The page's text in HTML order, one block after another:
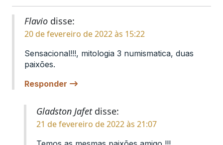
Flavio disse:
20 de fevereiro de 2022 às 15:22
Sensacional!!!, mitologia 3 numismatica, duas
paixões.
Responder
Gladston Jafet disse:
21 de fevereiro de 2022 às 21:07